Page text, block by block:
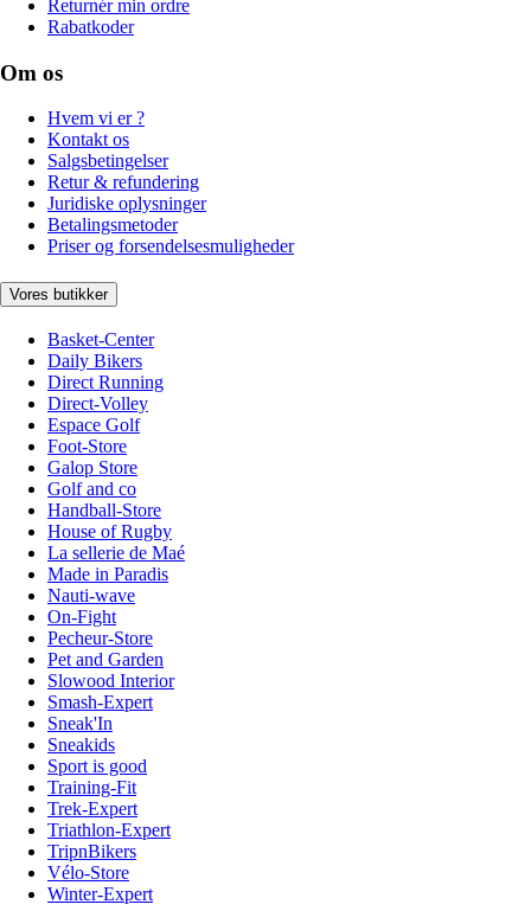
Returnér min ordre
Rabatkoder
Om os
Hvem vi er ?
Kontakt os
Salgsbetingelser
Retur & refundering
Juridiske oplysninger
Betalingsmetoder
Priser og forsendelsesmuligheder
Vores butikker
Basket-Center
Daily Bikers
Direct Running
Direct-Volley
Espace Golf
Foot-Store
Galop Store
Golf and co
Handball-Store
House of Rugby
La sellerie de Maé
Made in Paradis
Nauti-wave
On-Fight
Pecheur-Store
Pet and Garden
Slowood Interior
Smash-Expert
Sneak'In
Sneakids
Sport is good
Training-Fit
Trek-Expert
Triathlon-Expert
TripnBikers
Vélo-Store
Winter-Expert